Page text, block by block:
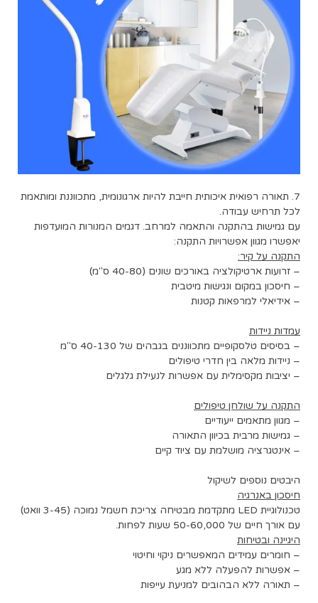
7. תאורה רפואית איכותית חייבת להיות ארגונומית, מתכווננת ומותאמת
לכל תרחיש עבודה.
עם גמישות בהתקנה והתאמה למרחב. דגמים המנורות המועדפות
יאפשרו מגוון אפשרויות התקנה:
התקנה על קיר:
– זרועות ארטיקולציה באורכים שונים (40-80 ס"מ)
– חיסכון במקום ונגישות מיטבית
– אידיאלי למרפאות קטנות
עמדות ניידות
– בסיסים טלסקופיים מתכווננים בגבהים של 40-130 ס"מ
– ניידות מלאה בין חדרי טיפולים
– יציבות מקסימלית עם אפשרות לנעילת גלגלים
התקנה על שולחן טיפולים
– מגוון מתאמים ייעודיים
– גמישות מרבית בכיוון התאורה
– אינטגרציה מושלמת עם ציוד קיים
היבטים נוספים לשיקול
חיסכון באנרגיה
טכנולוגיית LED מתקדמת מבטיחה צריכת חשמל נמוכה (3-45 וואט)
עם אורך חיים של 50-60,000 שעות לפחות.
היגיינה ובטיחות
– חומרים עמידים המאפשרים ניקוי וחיטוי
– אפשרות להפעלה ללא מגע
– תאורה ללא הבהובים למניעת עייפות